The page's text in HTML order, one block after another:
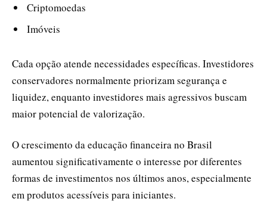
Criptomoedas
Imóveis
Cada opção atende necessidades específicas. Investidores
conservadores normalmente priorizam segurança e
liquidez, enquanto investidores mais agressivos buscam
maior potencial de valorização.
O crescimento da educação financeira no Brasil
aumentou significativamente o interesse por diferentes
formas de investimentos nos últimos anos, especialmente
em produtos acessíveis para iniciantes.